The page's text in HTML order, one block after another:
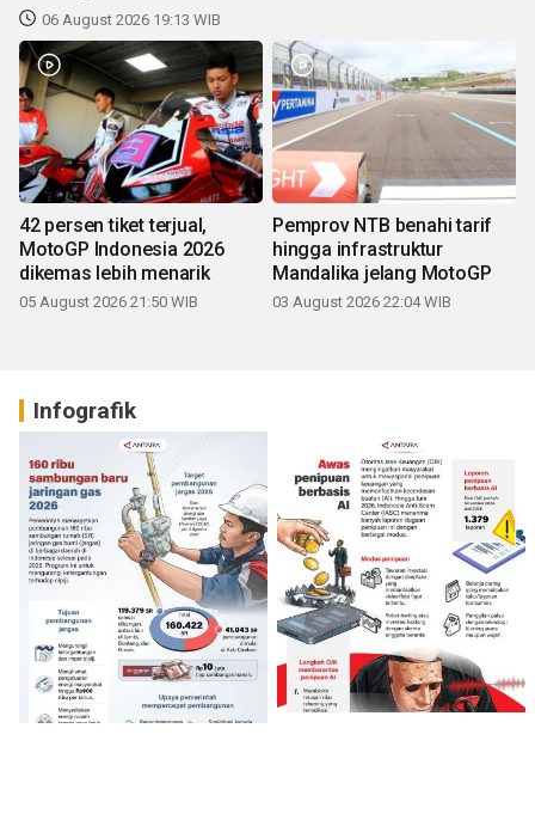
06 August 2026 19:13 WIB
42 persen tiket terjual,
MotoGP Indonesia 2026
dikemas lebih menarik
05 August 2026 21:50 WIB
Pemprov NTB benahi tarif
hingga infrastruktur
Mandalika jelang MotoGP
03 August 2026 22:04 WIB
Infografik